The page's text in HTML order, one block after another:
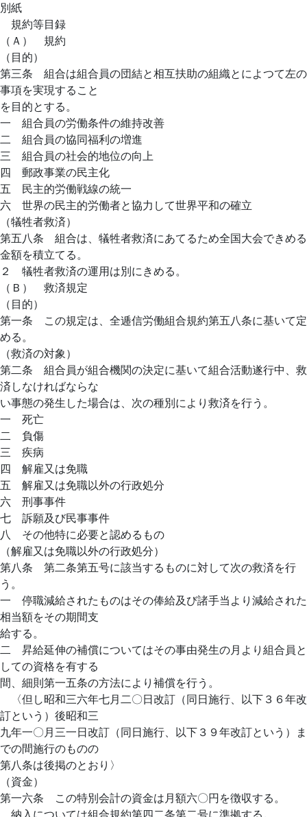
別紙
規約等目録
（Ａ） 規約
（目的）
第三条 組合は組合員の団結と相互扶助の組織とによつて左の
事項を実現すること
を目的とする。
一 組合員の労働条件の維持改善
二 組合員の協同福利の増進
三 組合員の社会的地位の向上
四 郵政事業の民主化
五 民主的労働戦線の統一
六 世界の民主的労働者と協力して世界平和の確立
（犠牲者救済）
第五八条 組合は、犠牲者救済にあてるため全国大会できめる
金額を積立てる。
２ 犠牲者救済の運用は別にきめる。
（Ｂ） 救済規定
（目的）
第一条 この規定は、全逓信労働組合規約第五八条に基いて定
める。
（救済の対象）
第二条 組合員が組合機関の決定に基いて組合活動遂行中、救
済しなければならな
い事態の発生した場合は、次の種別により救済を行う。
一 死亡
二 負傷
三 疾病
四 解雇又は免職
五 解雇又は免職以外の行政処分
六 刑事事件
七 訴願及び民事事件
八 その他特に必要と認めるもの
（解雇又は免職以外の行政処分）
第八条 第二条第五号に該当するものに対して次の救済を行
う。
一 停職減給されたものはその俸給及び諸手当より減給された
相当額をその期間支
給する。
二 昇給延伸の補償についてはその事由発生の月より組合員と
しての資格を有する
間、細則第一五条の方法により補償を行う。
〈但し昭和三六年七月二〇日改訂（同日施行、以下３６年改
訂という）後昭和三
九年一〇月三一日改訂（同日施行、以下３９年改訂という）ま
での間施行のものの
第八条は後掲のとおり〉
（資金）
第一六条 この特別会計の資金は月額六〇円を徴収する。
納入については組合規約第四二条第二号に準拠する。